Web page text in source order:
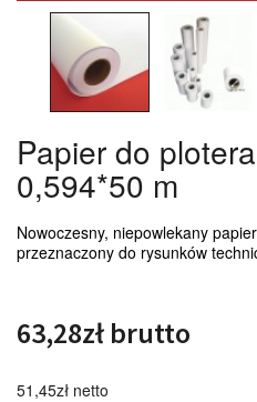
Papier do
0,594*50 m
Nowoczesny, niepowlekany
przeznaczony do rysunków
63,28zł brutto
51,45zł netto